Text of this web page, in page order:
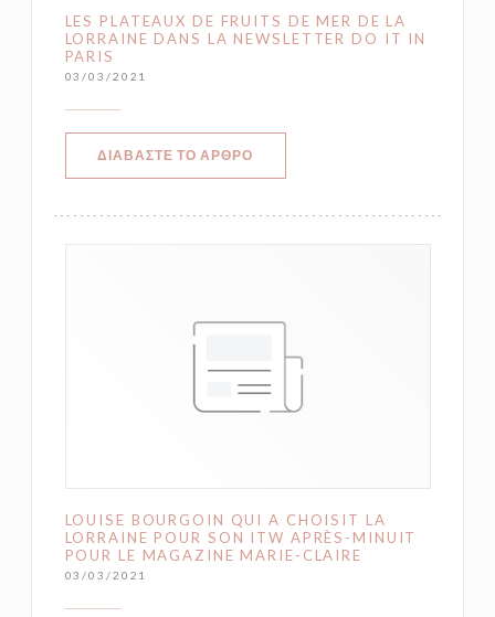
LES PLATEAUX DE FRUITS DE MER DE LA
LORRAINE DANS LA NEWSLETTER DO IT IN
PARIS
03/03/2021
ΔΙΑΒΆΣΤΕ ΤΟ ΆΡΘΡΟ
LOUISE BOURGOIN QUI A CHOISIT LA
LORRAINE POUR SON ITW APRÈS-MINUIT
POUR LE MAGAZINE MARIE-CLAIRE
03/03/2021